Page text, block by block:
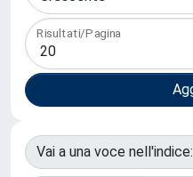
Risultati/Pagina
Vai a una voce nell'indice: